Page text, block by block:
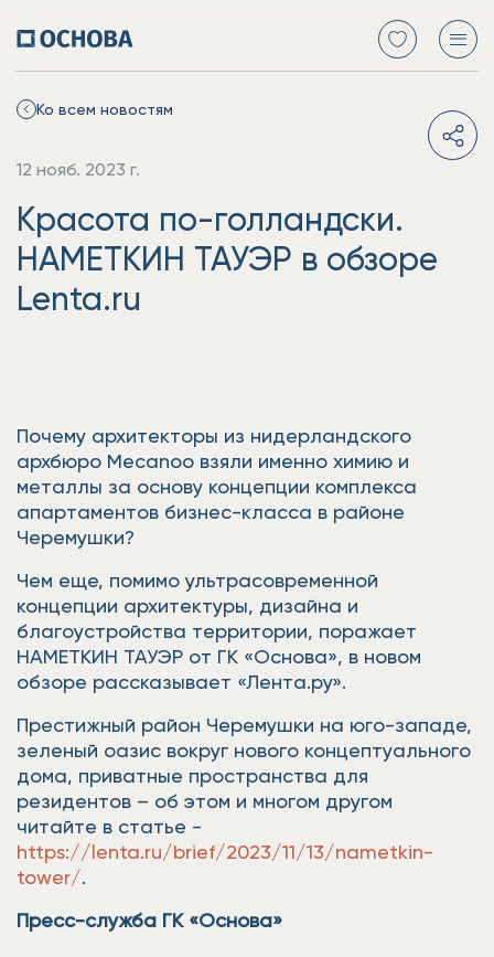
Ко всем новостям
12 нояб. 2023 г.
Красота по-голландски.
НАМЕТКИН ТАУЭР в обзоре
Lenta.ru
Почему архитекторы из нидерландского
архбюро Mecanoo взяли именно химию и
металлы за основу концепции комплекса
апартаментов бизнес-класса в районе
Черемушки?
Чем еще, помимо ультрасовременной
концепции архитектуры, дизайна и
благоустройства территории, поражает
НАМЕТКИН ТАУЭР от ГК «Основа», в новом
обзоре рассказывает «Лента.ру».
Престижный район Черемушки на юго-западе,
зеленый оазис вокруг нового концептуального
дома, приватные пространства для
резидентов – об этом и многом другом
читайте в статье -
https://lenta.ru/brief/2023/11/13/nametkin-
tower/.
Пресс-служба ГК «Основа»